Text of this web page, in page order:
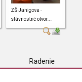
ZŠ Janigova -
slávnostné otvor...
Radenie